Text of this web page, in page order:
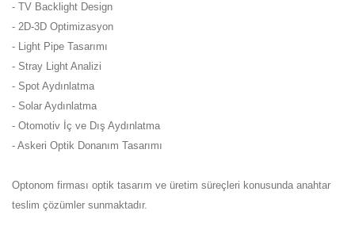
- TV Backlight Design
- 2D-3D Optimizasyon
- Light Pipe Tasarımı
- Stray Light Analizi
- Spot Aydınlatma
- Solar Aydınlatma
- Otomotiv İç ve Dış Aydınlatma
- Askeri Optik Donanım Tasarımı
Optonom firması optik tasarım ve üretim süreçleri konusunda anahtar
teslim çözümler sunmaktadır.